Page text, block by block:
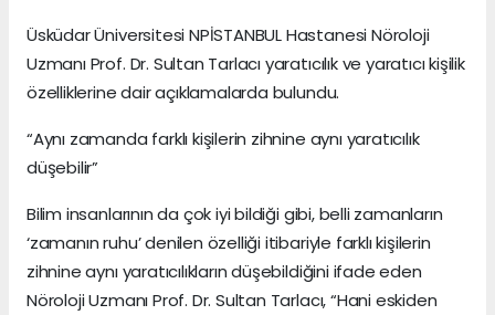
Üsküdar Üniversitesi NPİSTANBUL Hastanesi Nöroloji
Uzmanı Prof. Dr. Sultan Tarlacı yaratıcılık ve yaratıcı kişilik
özelliklerine dair açıklamalarda bulundu.
“Aynı zamanda farklı kişilerin zihnine aynı yaratıcılık
düşebilir”
Bilim insanlarının da çok iyi bildiği gibi, belli zamanların
‘zamanın ruhu’ denilen özelliği itibariyle farklı kişilerin
zihnine aynı yaratıcılıkların düşebildiğini ifade eden
Nöroloji Uzmanı Prof. Dr. Sultan Tarlacı, “Hani eskiden